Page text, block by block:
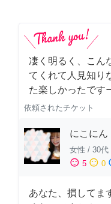
凄く明るく、こん
てくれて人見知り
た楽しかったです
依頼されたチケット
にこにん
女性 / 30代
sentiment_satisfied 5 sentiment_neutral 0
あなた、損してま